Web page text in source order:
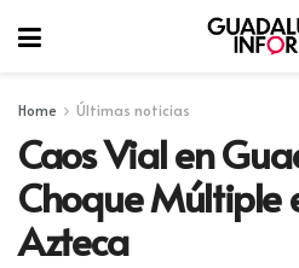
Home Últimas noticias
Caos Vial en
Choque Múltiple
Azteca